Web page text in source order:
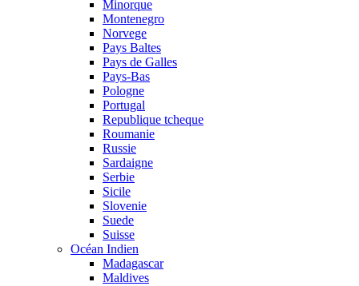
Minorque
Montenegro
Norvege
Pays Baltes
Pays de Galles
Pays-Bas
Pologne
Portugal
Republique tcheque
Roumanie
Russie
Sardaigne
Serbie
Sicile
Slovenie
Suede
Suisse
Océan Indien
Madagascar
Maldives